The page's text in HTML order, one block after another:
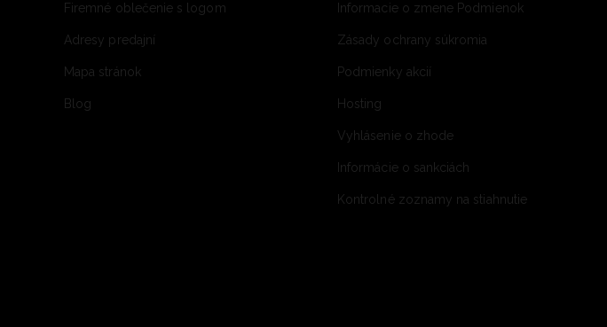
Firemné oblečenie s logom
Adresy predajní
Mapa stránok
Blog
Informacie o zmene Podmienok
Zásady ochrany súkromia
Podmienky akcií
Hosting
Vyhlásenie o zhode
Informácie o sankciách
Kontrolné zoznamy na stiahnutie